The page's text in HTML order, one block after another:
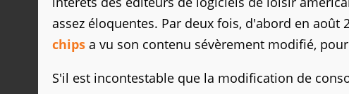
assez éloquentes. Par deux fois, d'abord en août
chips a vu son contenu sévèrement modifié,
S'il est incontestable que la modification de